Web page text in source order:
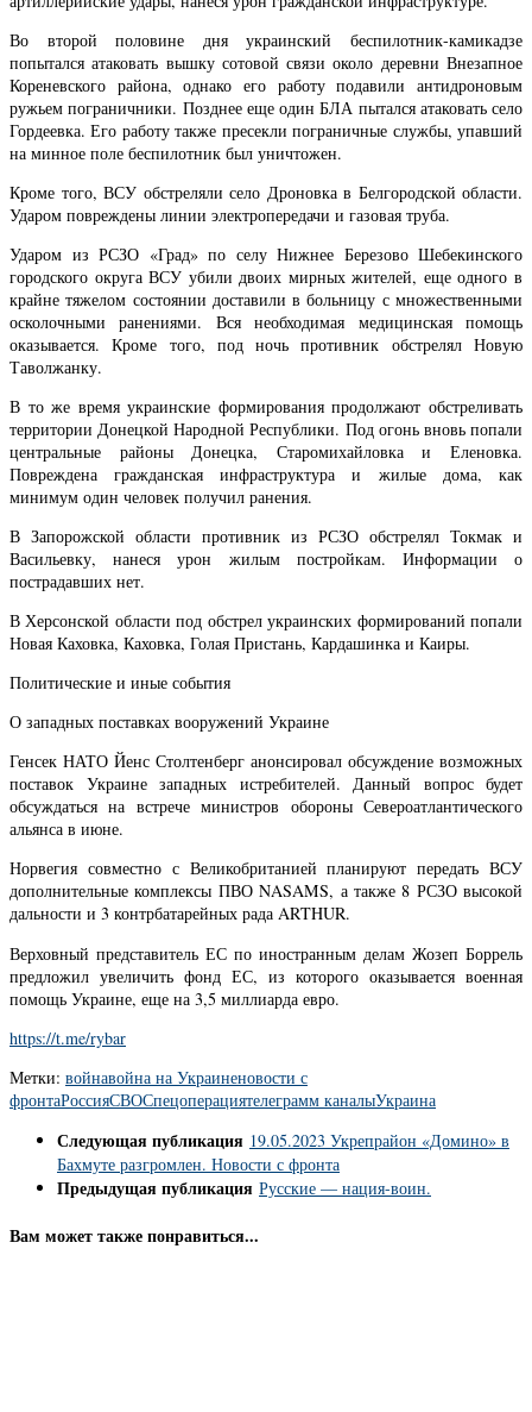
Во второй половине дня украинский беспилотник-камикадзе
попытался атаковать вышку сотовой связи около деревни Внезапное
Кореневского района, однако его работу подавили антидроновым
ружьем пограничники. Позднее еще один БЛА пытался атаковать село
Гордеевка. Его работу также пресекли пограничные службы, упавший
на минное поле беспилотник был уничтожен.
Кроме того, ВСУ обстреляли село Дроновка в Белгородской области.
Ударом повреждены линии электропередачи и газовая труба.
Ударом из РСЗО «Град» по селу Нижнее Березово Шебекинского
городского округа ВСУ убили двоих мирных жителей, еще одного в
крайне тяжелом состоянии доставили в больницу с множественными
осколочными ранениями. Вся необходимая медицинская помощь
оказывается. Кроме того, под ночь противник обстрелял Новую
Таволжанку.
В то же время украинские формирования продолжают обстреливать
территории Донецкой Народной Республики. Под огонь вновь попали
центральные районы Донецка, Старомихайловка и Еленовка.
Повреждена гражданская инфраструктура и жилые дома, как
минимум один человек получил ранения.
В Запорожской области противник из РСЗО обстрелял Токмак и
Васильевку, нанеся урон жилым постройкам. Информации о
пострадавших нет.
В Херсонской области под обстрел украинских формирований попали
Новая Каховка, Каховка, Голая Пристань, Кардашинка и Каиры.
Политические и иные события
О западных поставках вооружений Украине
Генсек НАТО Йенс Столтенберг анонсировал обсуждение возможных
поставок Украине западных истребителей. Данный вопрос будет
обсуждаться на встрече министров обороны Североатлантического
альянса в июне.
Норвегия совместно с Великобританией планируют передать ВСУ
дополнительные комплексы ПВО NASAMS, а также 8 РСЗО высокой
дальности и 3 контрбатарейных рада ARTHUR.
Верховный представитель ЕС по иностранным делам Жозеп Боррель
предложил увеличить фонд ЕС, из которого оказывается военная
помощь Украине, еще на 3,5 миллиарда евро.
https://t.me/rybar
Метки: войнавойна на Украиненовости с
фронтаРоссияСВОСпецоперациятелеграмм каналыУкраина
Следующая публикация 19.05.2023 Укрепрайон «Домино» в
Бахмуте разгромлен. Новости с фронта
Предыдущая публикация Русские — нация-воин.
Вам может также понравиться...